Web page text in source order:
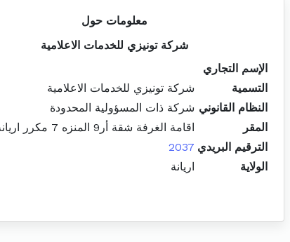
معلومات حول
شركة تونيزي للخدمات الاعلامية
الإسم التجاري
التسمية
شركة تونيزي للخدمات الاعلامية
النظام القانوني شركة ذات المسؤولية المحدودة
المقر
اقامة الغرفة شقة أر9 المنزه 7 مكرر اريانة المدينة
الترقيم البريدي 2037
الولاية
اريانة